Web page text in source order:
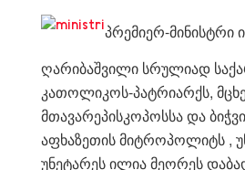
პრემიერ-მინისტრი
ღარიბაშვილი სრულიად
კათოლიკოს-პატრიარქს,
მთავარეპისკოპოსსა და
აფხაზეთის მიტროპოლიტს ,
უნეტარეს ილია მეორეს